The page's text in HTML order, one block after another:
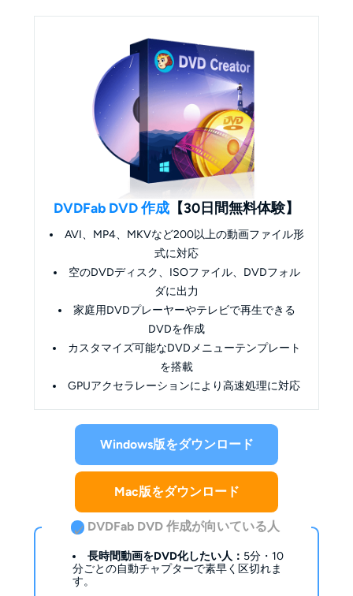
DVDFab DVD 作成 【30日間無料体験】
AVI、MP4、MKVなど200以上の動画ファイル形
式に対応
空のDVDディスク、ISOファイル、DVDフォル
ダに出力
家庭用DVDプレーヤーやテレビで再生できる
DVDを作成
カスタマイズ可能なDVDメニューテンプレート
を搭載
GPUアクセラレーションにより高速処理に対応
Windows版をダウンロード
Mac版をダウンロード
✓ DVDFab DVD 作成が向いている人
長時間動画をDVD化したい人： 5分・10
分ごとの自動チャプターで素早く区切れま
す。